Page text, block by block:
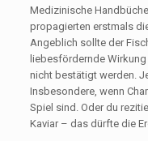
Medizinische
propagierten erstmals
Angeblich sollte der
liebesfördernde
nicht bestätigt werden.
Insbesondere, wenn
Spiel sind. Oder du
Kaviar – das dürfte die